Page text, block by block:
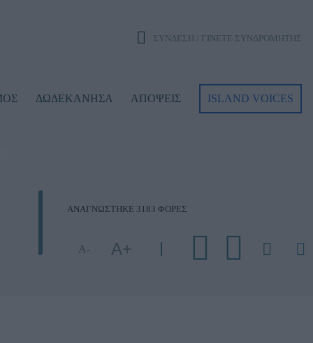
ΣΥΝΔΕΣΗ / ΓΙΝΕΤΕ ΣΥΝΔΡΟΜΗΤΗΣ
ΔΩΔΕΚΑΝΗΣΑ ΑΠΟΨΕΙΣ ISLAND VOICES
ΑΝΑΓΝΩΣΤΗΚΕ 3183 ΦΟΡΕΣ
Α- Α+